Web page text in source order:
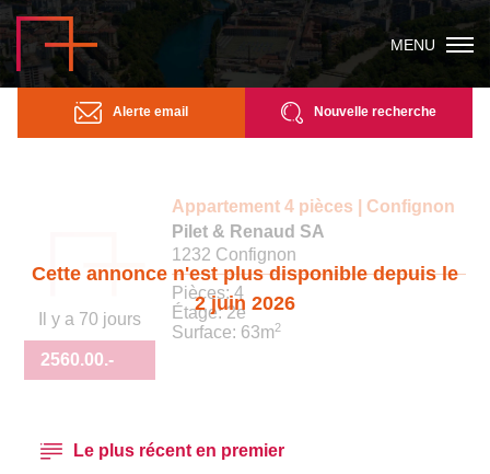
MENU
Alerte email Nouvelle recherche
Cette annonce n'est plus disponible depuis le
2 juin 2026
2560.00.-
Appartement 4 pièces | Confignon
Il y a 70 jours
Pilet & Renaud SA
1232 Confignon
Pièces: 4
Étage: 2e
Surface: 63m2